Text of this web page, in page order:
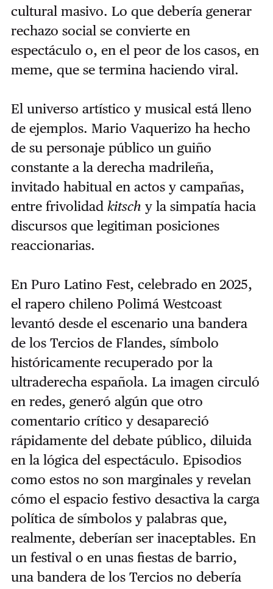
cultural masivo. Lo que debería generar
rechazo social se convierte en
espectáculo o, en el peor de los casos, en
meme, que se termina haciendo viral.
El universo artístico y musical está lleno
de ejemplos. Mario Vaquerizo ha hecho
de su personaje público un guiño
constante a la derecha madrileña,
invitado habitual en actos y campañas,
entre frivolidad kitsch y la simpatía hacia
discursos que legitiman posiciones
reaccionarias.
En Puro Latino Fest, celebrado en 2025,
el rapero chileno Polimá Westcoast
levantó desde el escenario una bandera
de los Tercios de Flandes, símbolo
históricamente recuperado por la
ultraderecha española. La imagen circuló
en redes, generó algún que otro
comentario crítico y desapareció
rápidamente del debate público, diluida
en la lógica del espectáculo. Episodios
como estos no son marginales y revelan
cómo el espacio festivo desactiva la carga
política de símbolos y palabras que,
realmente, deberían ser inaceptables. En
un festival o en unas fiestas de barrio,
una bandera de los Tercios no debería